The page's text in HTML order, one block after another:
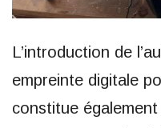
L’introduction de
empreinte digitale
constitue